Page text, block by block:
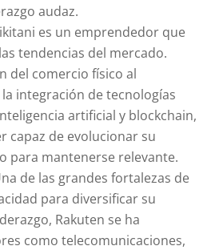
audaz.
es un emprendedor que
tendencias del mercado.
del comercio físico al
integración de tecnologías
artificial y blockchain,
capaz de evolucionar su
para mantenerse relevante.
de las grandes fortalezas de
para diversificar su
Rakuten se ha
como telecomunicaciones,